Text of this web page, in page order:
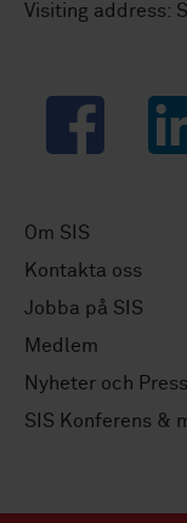
Visiting address:
Facebook
Om SIS
Kontakta oss
Jobba på SIS
Medlem
Nyheter och Press
SIS Konferens &